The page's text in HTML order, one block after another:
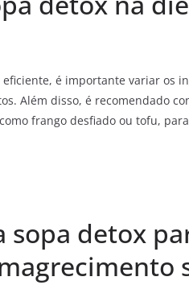
é importante variar os
Além disso, é recomendado
frango desfiado ou tofu,
sopa detox